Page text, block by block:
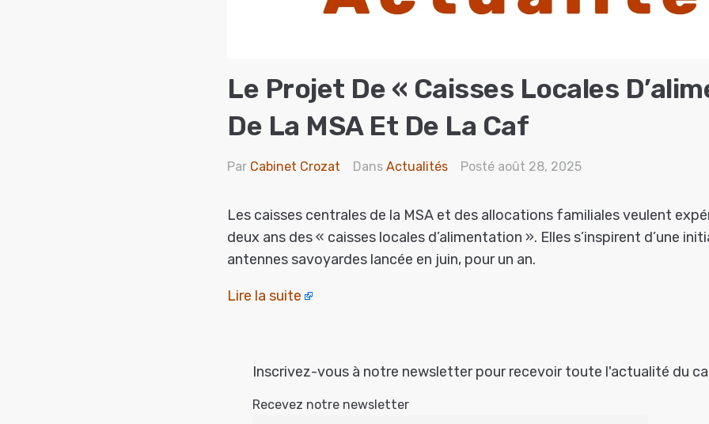
Le Projet De « Caisses Locales
De La MSA Et De La Caf
Par Cabinet Crozat Dans Actualités Posté août 28, 2025
Les caisses centrales de la MSA et des allocations familiales veulent
deux ans des « caisses locales d’alimentation ». Elles s’inspirent d’une
antennes savoyardes lancée en juin, pour un an.
Lire la suite
Inscrivez-vous à notre newsletter pour recevoir toute l'actualité du
Recevez notre newsletter